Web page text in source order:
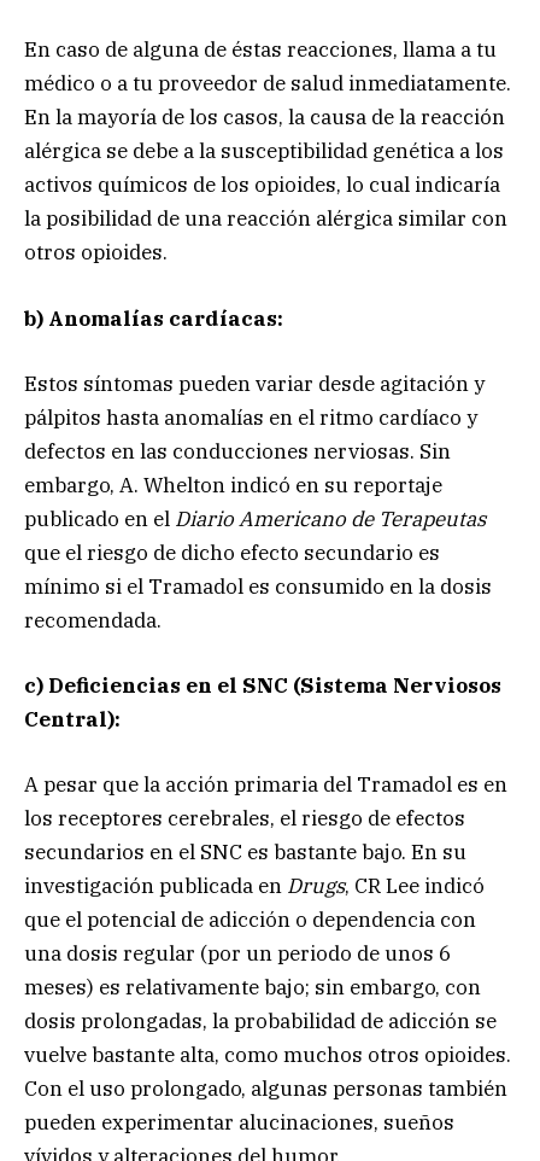
En caso de alguna de éstas reacciones, llama a tu
médico o a tu proveedor de salud inmediatamente.
En la mayoría de los casos, la causa de la reacción
alérgica se debe a la susceptibilidad genética a los
activos químicos de los opioides, lo cual indicaría
la posibilidad de una reacción alérgica similar con
otros opioides.
b) Anomalías cardíacas:
Estos síntomas pueden variar desde agitación y
pálpitos hasta anomalías en el ritmo cardíaco y
defectos en las conducciones nerviosas. Sin
embargo, A. Whelton indicó en su reportaje
publicado en el Diario Americano de Terapeutas
que el riesgo de dicho efecto secundario es
mínimo si el Tramadol es consumido en la dosis
recomendada.
c) Deficiencias en el SNC (Sistema Nerviosos
Central):
A pesar que la acción primaria del Tramadol es en
los receptores cerebrales, el riesgo de efectos
secundarios en el SNC es bastante bajo. En su
investigación publicada en Drugs, CR Lee indicó
que el potencial de adicción o dependencia con
una dosis regular (por un periodo de unos 6
meses) es relativamente bajo; sin embargo, con
dosis prolongadas, la probabilidad de adicción se
vuelve bastante alta, como muchos otros opioides.
Con el uso prolongado, algunas personas también
pueden experimentar alucinaciones, sueños